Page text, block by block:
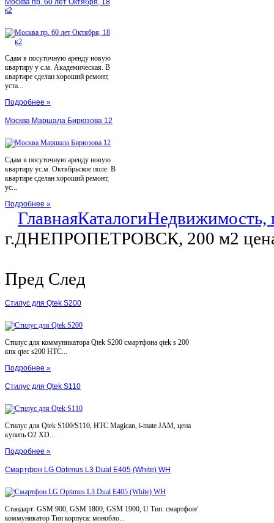
Москва пр. 60 лет Октября, 18
к2
Сдам в посуточную аренду новую
квартиру у с.м. Академическая. В
квартире сделан хороший ремонт,
уста...
Подробнее »
Москва Маршала Бирюзова 12
Сдам в посуточную аренду новую
квартиру ус.м. Октябрьское поле. В
квартире сделан хороший ремонт,
ус...
Подробнее »
ГлавнаяКаталогиНедвижимость,
г.ДНЕПРОПЕТРОВСК, 200 м2 цена
Пред След
Стилус для Qtek S200
Стилус для коммуникатора Qtek S200 смартфона qtek s 200
кпк qtec s200 HTC...
Подробнее »
Стилус для Qtek S110
Стилус для Qtek S100/S110, HTC Magican, i-mate JAM, цена
купить O2 XD...
Подробнее »
Смартфон LG Optimus L3 Dual E405 (White) WH
Стандарт: GSM 900, GSM 1800, GSM 1900, U Тип: смартфон/
коммуникатор Тип корпуса: монобло...